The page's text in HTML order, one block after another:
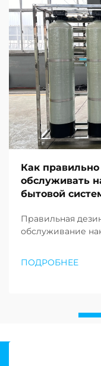
Как
обслуживать
бытовой
Правильная
обслуживание
питьевой воды в
ПОДРОБНЕЕ